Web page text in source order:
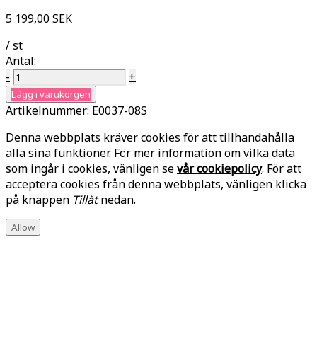
5 199,00 SEK
/ st
Antal:
-
+
Lägg i varukorgen
Artikelnummer: E0037-08S
Denna webbplats kräver cookies för att tillhandahålla
alla sina funktioner. För mer information om vilka data
som ingår i cookies, vänligen sevår cookiepolicy. För att
acceptera cookies från denna webbplats, vänligen klicka
på knappen Tillåtnedan.
Allow